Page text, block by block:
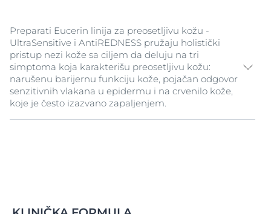
Preparati Eucerin linija za preosetljivu kožu -
UltraSensitive i AntiREDNESS pružaju holistički
pristup nezi kože sa ciljem da deluju na tri
simptoma koja karakterišu preosetljivu kožu:
narušenu barijernu funkciju kože, pojačan odgovor
senzitivnih vlakana u epidermu i na crvenilo kože,
koje je često izazvano zapaljenjem.
iritaciju tokom vremena.